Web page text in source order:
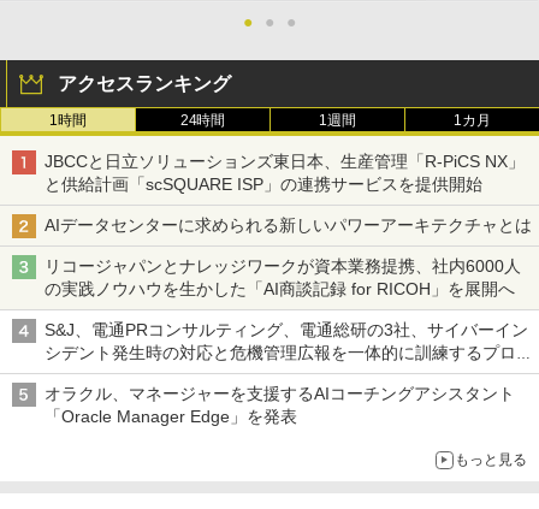
●
● ●
アクセスランキング
1時間 24時間 1週間 1カ月
JBCCと日立ソリューションズ東日本、生産管理「R-PiCS NX」
と供給計画「scSQUARE ISP」の連携サービスを提供開始
AIデータセンターに求められる新しいパワーアーキテクチャとは
リコージャパンとナレッジワークが資本業務提携、社内6000人
の実践ノウハウを生かした「AI商談記録 for RICOH」を展開へ
S&J、電通PRコンサルティング、電通総研の3社、サイバーイン
シデント発生時の対応と危機管理広報を一体的に訓練するプログ
ラムを提供
オラクル、マネージャーを支援するAIコーチングアシスタント
「Oracle Manager Edge」を発表
もっと見る